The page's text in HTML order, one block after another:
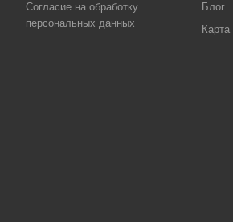
Согласие на обработку
персональных данных
Блог
Карта